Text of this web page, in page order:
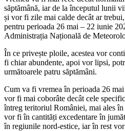
săptămână, iar de la începutul lunii
și vor fi zile mai calde decât ar
pentru perioada 26 mai – 22 iunie
Administrația Națională de
În ce privește ploile, acestea vor
fi chiar abundente, apoi vor lipsi,
următoarele patru săptămâni.
Cum va fi vremea în perioada 26
vor fi mai coborâte decât cele
întreg teritoriul României, mai ales
vor fi în cantități excedentare în
în regiunile nord-estice, iar în rest